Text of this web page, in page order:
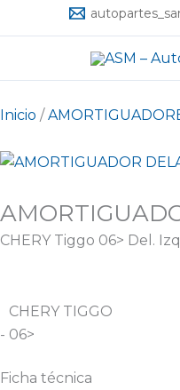
al
Inicio /
CHERY Tiggo 06> Del.
CHERY TIGGO
- 06>
Ficha técnica